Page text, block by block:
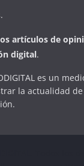
artículos de
digital.
es un
la actualidad